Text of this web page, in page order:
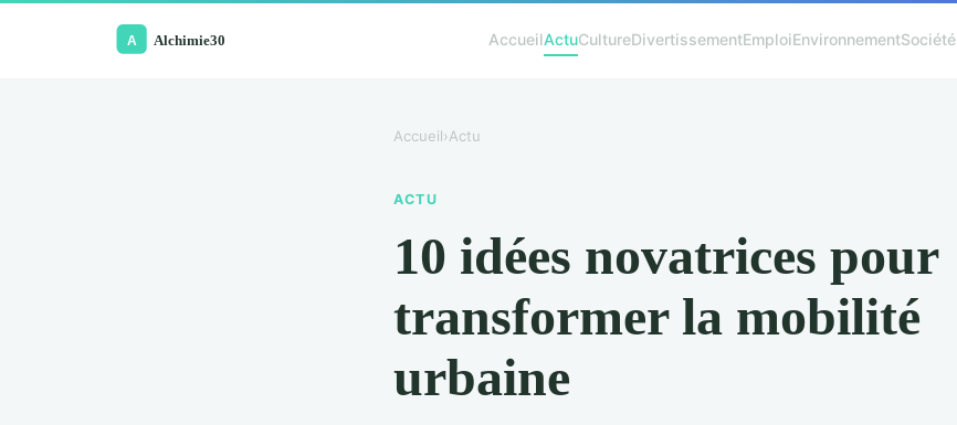
AccueilActuCultureDivertissementEmploiEnvironnementSociété
Accueil›Actu
ACTU
10 idées novatrices pour
transformer la mobilité
urbaine